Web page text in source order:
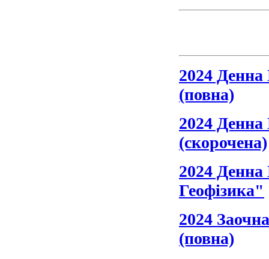
2024 Денна
(повна)
2024 Денна
(скорочена)
2024 Денна
Геофізика"
2024
(повна)